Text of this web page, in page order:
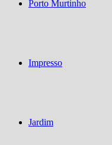
Porto Murtinho
Impresso
Jardim